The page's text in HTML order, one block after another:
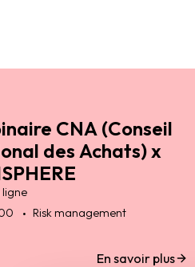
CNA (Conseil
des Achats) x
ligne
Risk management
En savoir plus